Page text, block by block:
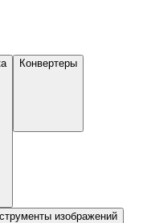
Конвертеры
изображений